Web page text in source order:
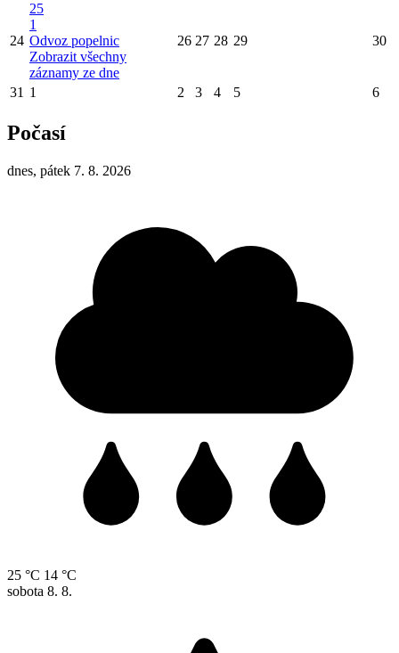
24
25
1
Odvoz popelnic
Zobrazit všechny
záznamy ze dne
26 27 28 29 30
31 1 2 3 4 5 6
Počasí
dnes, pátek 7. 8. 2026
25 °C 14 °C
sobota 8. 8.